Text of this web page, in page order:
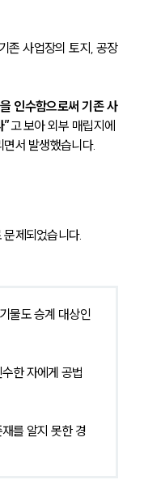
존 사업장의 토지, 공장
인수함으로써 기존 사
”고 보아 외부 매립지에
서 발생했습니다.
제되었습니다.
물도 승계 대상인
한 자에게 공법
재를 알지 못한 경